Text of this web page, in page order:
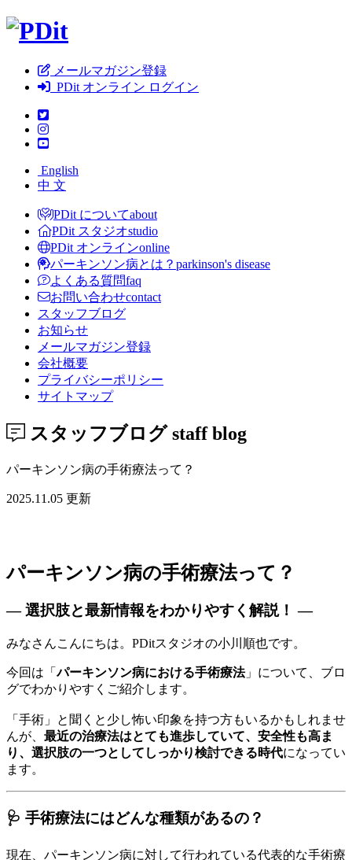
メールマガジン登録
PDit オンライン ログイン
English
中 文
PDit についてabout
PDit スタジオstudio
PDit オンラインonline
パーキンソン病とは？ parkinson's disease
よくある質問faq
お問い合わせcontact
スタッフブログ
お知らせ
メールマガジン登録
会社概要
プライバシーポリシー
サイトマップ
スタッフブログ staff blog
パーキンソン病の手術療法って？
2025.11.05 更新
パーキンソン病の手術療法って？
― 選択肢と最新情報をわかりやすく解説！ ―
みなさんこんにちは。PDitスタジオの小川順也です。
今回は「パーキンソン病における手術療法」について、ブロ
グでわかりやすくご紹介します。
「手術」と聞くと少し怖い印象を持つ方もいるかもしれませ
んが、 最近の治療法はとても進歩していて、安全性も高ま
り、選択肢の一つとしてしっかり検討できる時代になってい
ます。
🩺 手術療法にはどんな種類があるの？
現在、パーキンソン病に対して行われている代表的な手術療